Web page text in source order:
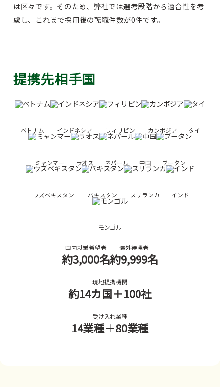
は区々です。そのため、弊社では選考段階から適合性を考
慮し、これまで採用後の転職件数が0件です。
提携先相手国
ベトナム インドネシア フィリピン カンボジア タイ
ミャンマー ラオス ネパール 中国 ブータン
ウズベキスタン パキスタン スリランカ インド
モンゴル
国内就業希望者
約3,000名
海外待機者
約9,999名
現地提携機関
約14カ国＋100社
受け入れ業種
14業種＋80業種